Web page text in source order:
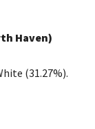
Haven)
(31.27%).